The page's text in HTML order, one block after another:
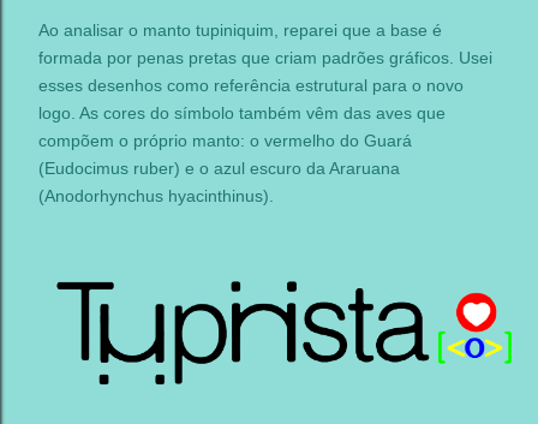
Ao analisar o manto tupiniquim, reparei que a base é
formada por penas pretas que criam padrões gráficos. Usei
esses desenhos como referência estrutural para o novo
logo. As cores do símbolo também vêm das aves que
compõem o próprio manto: o vermelho do Guará
(Eudocimus ruber) e o azul escuro da Araruana
(Anodorhynchus hyacinthinus).